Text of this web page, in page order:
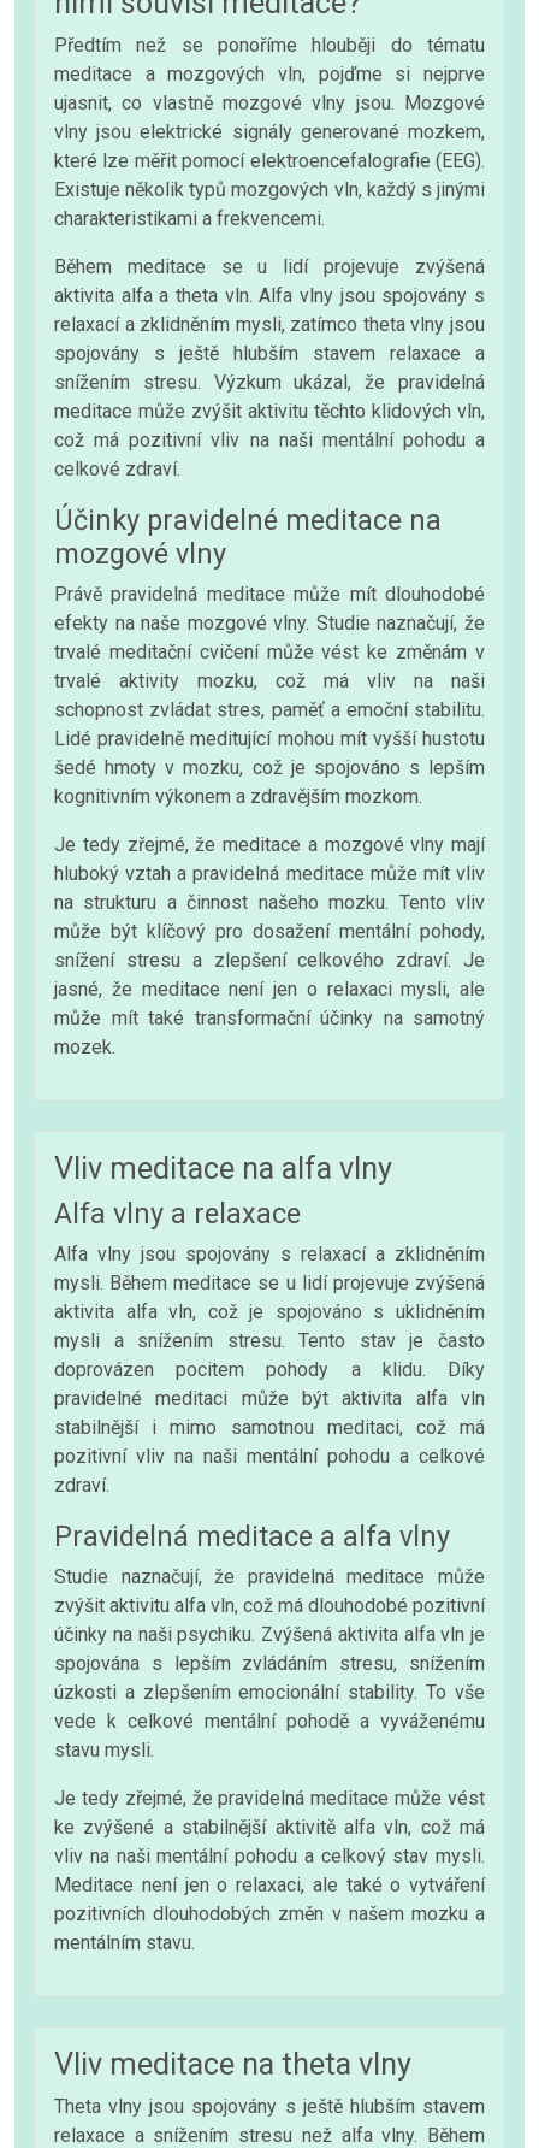
Předtím než se ponoříme hlouběji do tématu
meditace a mozgových vln, pojďme si nejprve
ujasnit, co vlastně mozgové vlny jsou. Mozgové
vlny jsou elektrické signály generované mozkem,
které lze měřit pomocí elektroencefalografie (EEG).
Existuje několik typů mozgových vln, každý s jinými
charakteristikami a frekvencemi.
Během meditace se u lidí projevuje zvýšená
aktivita alfa a theta vln. Alfa vlny jsou spojovány s
relaxací a zklidněním mysli, zatímco theta vlny jsou
spojovány s ještě hlubším stavem relaxace a
snížením stresu. Výzkum ukázal, že pravidelná
meditace může zvýšit aktivitu těchto klidových vln,
což má pozitivní vliv na naši mentální pohodu a
celkové zdraví.
Účinky pravidelné meditace na
mozgové vlny
Právě pravidelná meditace může mít dlouhodobé
efekty na naše mozgové vlny. Studie naznačují, že
trvalé meditační cvičení může vést ke změnám v
trvalé aktivity mozku, což má vliv na naši
schopnost zvládat stres, paměť a emoční stabilitu.
Lidé pravidelně meditující mohou mít vyšší hustotu
šedé hmoty v mozku, což je spojováno s lepším
kognitivním výkonem a zdravějším mozkom.
Je tedy zřejmé, že meditace a mozgové vlny mají
hluboký vztah a pravidelná meditace může mít vliv
na strukturu a činnost našeho mozku. Tento vliv
může být klíčový pro dosažení mentální pohody,
snížení stresu a zlepšení celkového zdraví. Je
jasné, že meditace není jen o relaxaci mysli, ale
může mít také transformační účinky na samotný
mozek.
Vliv meditace na alfa vlny
Alfa vlny a relaxace
Alfa vlny jsou spojovány s relaxací a zklidněním
mysli. Během meditace se u lidí projevuje zvýšená
aktivita alfa vln, což je spojováno s uklidněním
mysli a snížením stresu. Tento stav je často
doprovázen pocitem pohody a klidu. Díky
pravidelné meditaci může být aktivita alfa vln
stabilnější i mimo samotnou meditaci, což má
pozitivní vliv na naši mentální pohodu a celkové
zdraví.
Pravidelná meditace a alfa vlny
Studie naznačují, že pravidelná meditace může
zvýšit aktivitu alfa vln, což má dlouhodobé pozitivní
účinky na naši psychiku. Zvýšená aktivita alfa vln je
spojována s lepším zvládáním stresu, snížením
úzkosti a zlepšením emocionální stability. To vše
vede k celkové mentální pohodě a vyváženému
stavu mysli.
Je tedy zřejmé, že pravidelná meditace může vést
ke zvýšené a stabilnější aktivitě alfa vln, což má
vliv na naši mentální pohodu a celkový stav mysli.
Meditace není jen o relaxaci, ale také o vytváření
pozitivních dlouhodobých změn v našem mozku a
mentálním stavu.
Vliv meditace na theta vlny
Theta vlny jsou spojovány s ještě hlubším stavem
relaxace a snížením stresu než alfa vlny. Během